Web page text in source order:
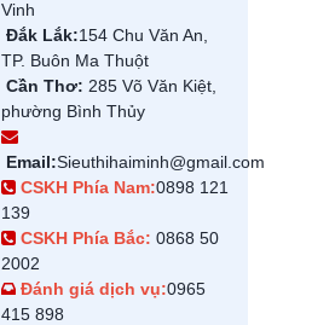
Vinh
Đắk Lắk:154 Chu Văn An,
TP. Buôn Ma Thuột
Cần Thơ: 285 Võ Văn Kiệt,
phường Bình Thủy
Email:Sieuthihaiminh@gmail.com
CSKH Phía Nam:0898 121
139
CSKH Phía Bắc: 0868 50
2002
Đánh giá dịch vụ:0965
415 898